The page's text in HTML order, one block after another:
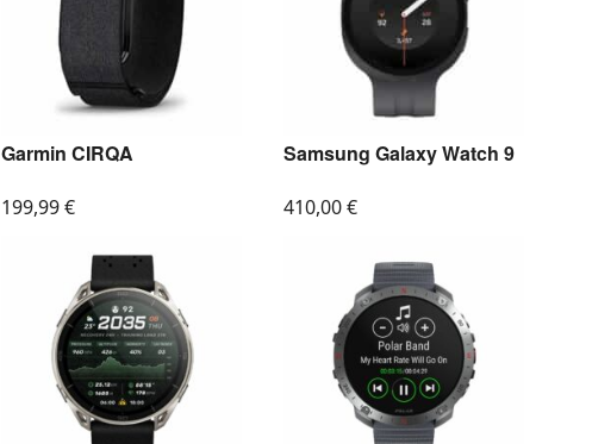
Garmin CIRQA
199,99€
Samsung Galaxy Watch 9
410,00€